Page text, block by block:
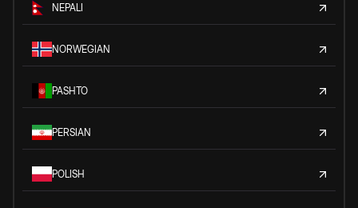
NEPALI
NORWEGIAN
PASHTO
PERSIAN
POLISH